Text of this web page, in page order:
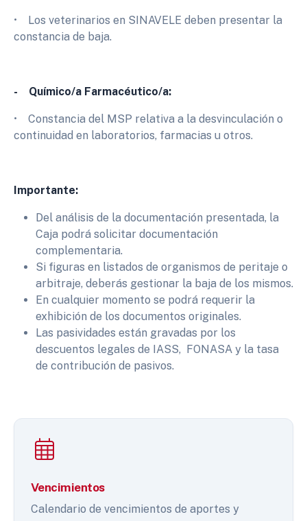
• Los veterinarios en SINAVELE deben presentar la
constancia de baja.
- Químico/a Farmacéutico/a:
• Constancia del MSP relativa a la desvinculación o
continuidad en laboratorios, farmacias u otros.
Importante:
Del análisis de la documentación presentada, la
Caja podrá solicitar documentación
complementaria.
Si figuras en listados de organismos de peritaje o
arbitraje, deberás gestionar la baja de los mismos.
En cualquier momento se podrá requerir la
exhibición de los documentos originales.
Las pasividades están gravadas por los
descuentos legales de IASS, FONASA y la tasa
de contribución de pasivos.
Vencimientos
Calendario de vencimientos de aportes y